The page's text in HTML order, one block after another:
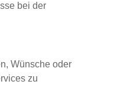
bei der
Wünsche oder
zu